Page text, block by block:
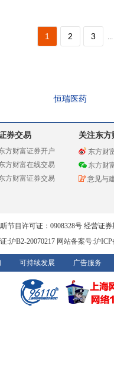
1 2 3 ...
恒瑞医药
券交易
方财富证券开户
方财富在线交易
方财富证券交易
关注东方
东方财
东方财
意见与
节目许可证：0908328号 经营证
:沪B2-20070217 网站备案号:沪
可持续发展 广告服务